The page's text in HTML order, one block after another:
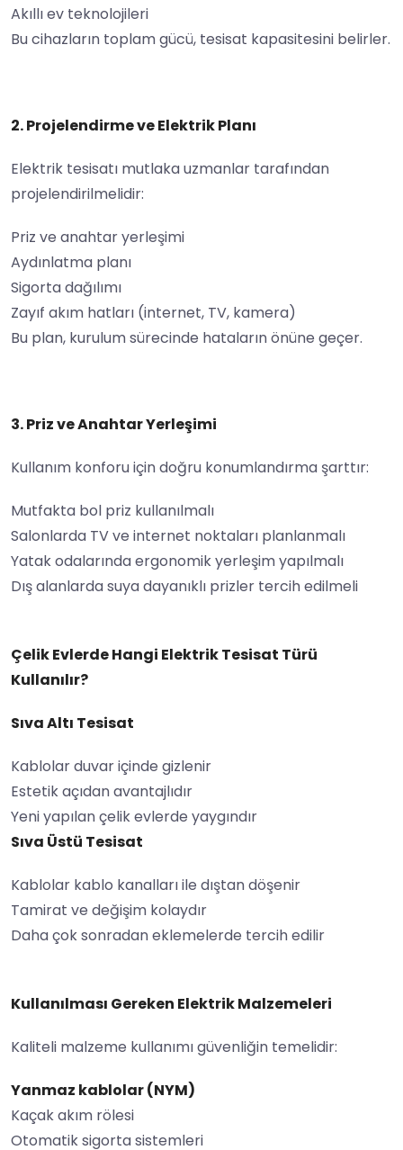
Akıllı ev teknolojileri
Bu cihazların toplam gücü, tesisat kapasitesini belirler.
2. Projelendirme ve Elektrik Planı
Elektrik tesisatı mutlaka uzmanlar tarafından
projelendirilmelidir:
Priz ve anahtar yerleşimi
Aydınlatma planı
Sigorta dağılımı
Zayıf akım hatları (internet, TV, kamera)
Bu plan, kurulum sürecinde hataların önüne geçer.
3. Priz ve Anahtar Yerleşimi
Kullanım konforu için doğru konumlandırma şarttır:
Mutfakta bol priz kullanılmalı
Salonlarda TV ve internet noktaları planlanmalı
Yatak odalarında ergonomik yerleşim yapılmalı
Dış alanlarda suya dayanıklı prizler tercih edilmeli
Çelik Evlerde Hangi Elektrik Tesisat Türü
Kullanılır?
Sıva Altı Tesisat
Kablolar duvar içinde gizlenir
Estetik açıdan avantajlıdır
Yeni yapılan çelik evlerde yaygındır
Sıva Üstü Tesisat
Kablolar kablo kanalları ile dıştan döşenir
Tamirat ve değişim kolaydır
Daha çok sonradan eklemelerde tercih edilir
Kullanılması Gereken Elektrik Malzemeleri
Kaliteli malzeme kullanımı güvenliğin temelidir:
Yanmaz kablolar (NYM)
Kaçak akım rölesi
Otomatik sigorta sistemleri